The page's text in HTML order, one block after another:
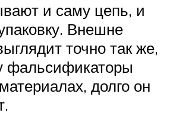
и саму цепь, и
Внешне
точно так же,
фальсификаторы
долго он